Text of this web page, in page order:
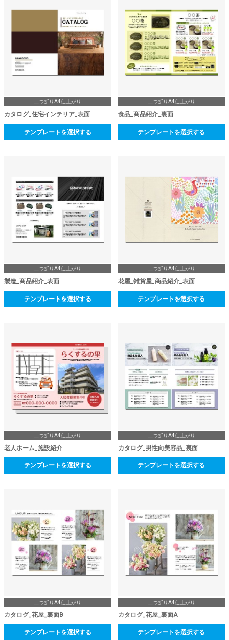
二つ折りA4仕上がり
カタログ_住宅インテリア_表面
テンプレートを選択する
二つ折りA4仕上がり
食品_商品紹介_裏面
テンプレートを選択する
二つ折りA4仕上がり
製造_商品紹介_表面
テンプレートを選択する
二つ折りA4仕上がり
花屋_雑貨屋_商品紹介_表面
テンプレートを選択する
二つ折りA4仕上がり
老人ホーム_施設紹介
テンプレートを選択する
二つ折りA4仕上がり
カタログ_男性向美容品_裏面
テンプレートを選択する
二つ折りA4仕上がり
カタログ_花屋_裏面B
テンプレートを選択する
二つ折りA4仕上がり
カタログ_花屋_裏面A
テンプレートを選択する